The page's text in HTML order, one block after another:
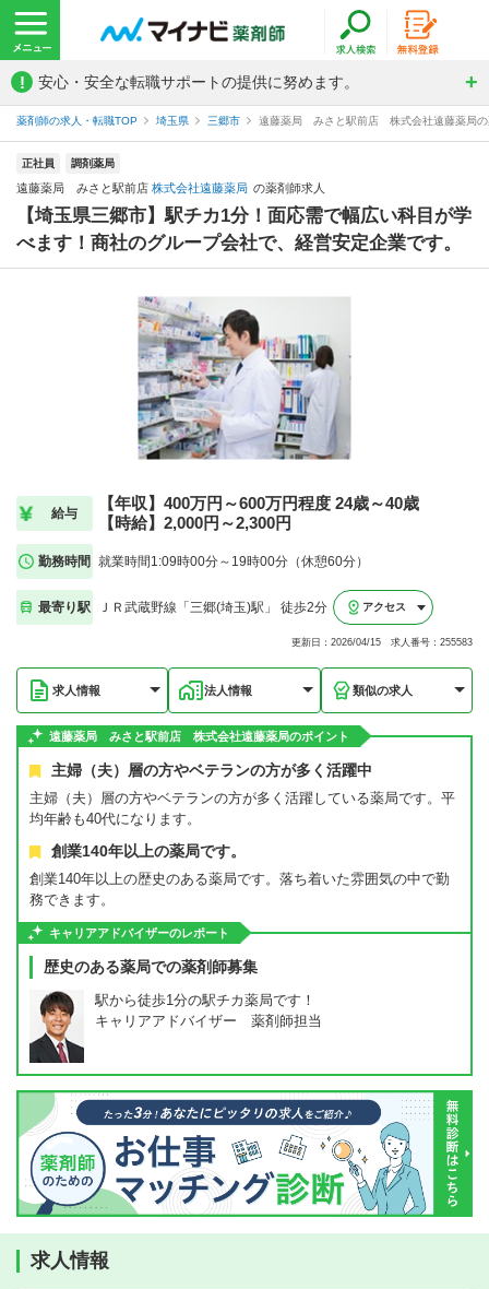
! 安心・安全な転職サポートの提供に努めます。
薬剤師の求人・転職TOP 埼玉県 三郷市 遠藤薬局 みさと駅前店 株式会社遠藤薬局の
正社員 調剤薬局
遠藤薬局 みさと駅前店 株式会社遠藤薬局 の薬剤師求人
【埼玉県三郷市】駅チカ1分！面応需で幅広い科目が学
べます！商社のグループ会社で、経営安定企業です。
給与
【年収】400万円～600万円程度 24歳～40歳
【時給】2,000円～2,300円
勤務時間 就業時間1:09時00分～19時00分（休憩60分）
最寄り駅 ＪＲ武蔵野線「三郷(埼玉)駅」 徒歩2分 アクセス
更新日：2026/04/15 求人番号：255583
求人情報 法人情報 類似の求人
遠藤薬局 みさと駅前店 株式会社遠藤薬局のポイント
主婦（夫）層の方やベテランの方が多く活躍中
主婦（夫）層の方やベテランの方が多く活躍している薬局です。平
均年齢も40代になります。
創業140年以上の薬局です。
創業140年以上の歴史のある薬局です。落ち着いた雰囲気の中で勤
務できます。
キャリアアドバイザーのレポート
歴史のある薬局での薬剤師募集
駅から徒歩1分の駅チカ薬局です！
キャリアアドバイザー 薬剤師担当
求人情報